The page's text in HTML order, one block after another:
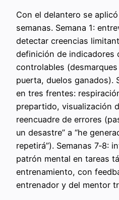
Con el delantero se
semanas. Semana 1:
detectar creencias
definición de indicadores
controlables
puerta, duelos ganados).
en tres frentes:
prepartido, visualización
reencuadre de errores
un desastre” a “he
repetirá”). Semanas 7‑8:
patrón mental en tareas
entrenamiento, con
entrenador y del mentor